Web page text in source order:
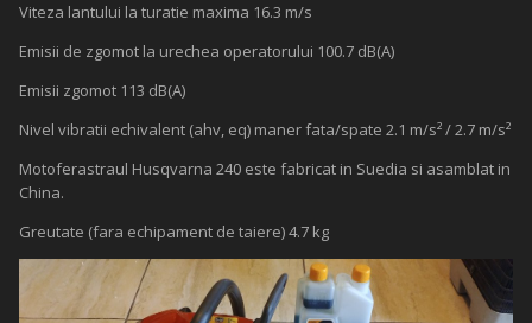
Viteza lantului la turatie maxima 16.3 m/s
Emisii de zgomot la urechea operatorului 100.7 dB(A)
Emisii zgomot 113 dB(A)
Nivel vibratii echivalent (ahv, eq) maner fata/spate 2.1 m/s² / 2.7 m/s²
Motoferastraul Husqvarna 240 este fabricat in Suedia si asamblat in
China.
Greutate (fara echipament de taiere) 4.7 kg